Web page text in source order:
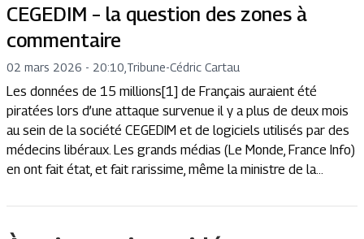
CEGEDIM – la question des zones à
commentaire
02 mars 2026 - 20:10 Tribune-Cédric Cartau
Les données de 15 millions[1] de Français auraient été
piratées lors d’une attaque survenue il y a plus de deux mois
au sein de la société CEGEDIM et de logiciels utilisés par des
médecins libéraux. Les grands médias (Le Monde, France Info)
en ont fait état, et fait rarissime, même la ministre de la...